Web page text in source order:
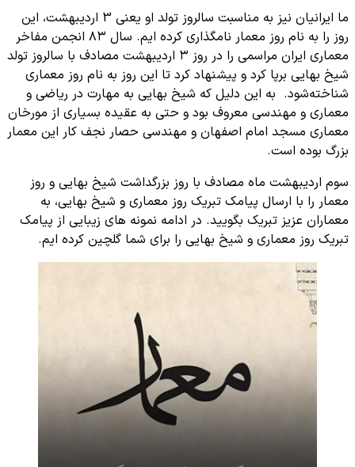
ما ایرانیان نیز به مناسبت سالروز تولد او یعنی 3 اردیبهشت، این
روز را به نام روز معمار نامگذاری کرده ایم. سال ۸۳ انجمن مفاخر
معماری ایران مراسمی را در روز ۳ اردیبهشت مصادف با سالروز تولد
شیخ بهایی برپا کرد و پیشنهاد کرد تا این روز به نام روز معماری
شناخته‌شود. به این دلیل که شیخ بهایی به مهارت در ریاضی و
معماری و مهندسی معروف بود و حتی به عقیده بسیاری از مورخان
معماری مسجد امام اصفهان و مهندسی حصار نجف کار این معمار
بزرگ بوده است.
سوم اردیبهشت ماه مصادف با روز بزرگداشت شیخ بهایی و روز
معمار را با ارسال پیامک تبریک روز معماری و شیخ بهایی، به
معماران عزیز تبریک بگویید. در ادامه نمونه های زیبایی از پیامک
تبریک روز معماری و شیخ بهایی را برای شما گلچین کرده ایم.